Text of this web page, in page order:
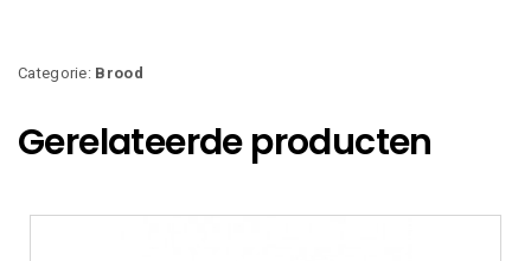
Categorie: Brood
Gerelateerde producten